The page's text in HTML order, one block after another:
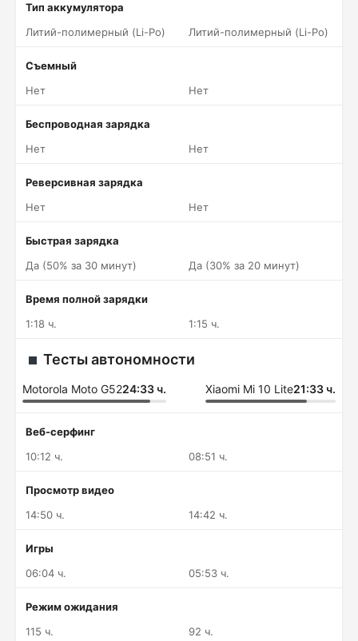
Тип аккумулятора
Литий-полимерный (Li-Po)
Литий-полимерный (Li-Po)
Съемный
Нет
Нет
Беспроводная зарядка
Нет
Нет
Реверсивная зарядка
Нет
Нет
Быстрая зарядка
Да (50% за 30 минут)
Да (30% за 20 минут)
Время полной зарядки
1:18 ч.
1:15 ч.
Тесты автономности
Motorola Moto G5224:33 ч. Xiaomi Mi 10 Lite21:33 ч.
Веб-серфинг
10:12 ч.
08:51 ч.
Просмотр видео
14:50 ч.
14:42 ч.
Игры
06:04 ч.
05:53 ч.
Режим ожидания
115 ч.
92 ч.